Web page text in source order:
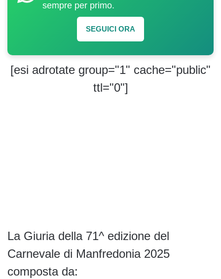
sempre per primo.
SEGUICI ORA
[esi adrotate group="1" cache="public"
ttl="0"]
La Giuria della 71^ edizione del
Carnevale di Manfredonia 2025
composta da: